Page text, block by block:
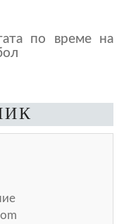
по време на